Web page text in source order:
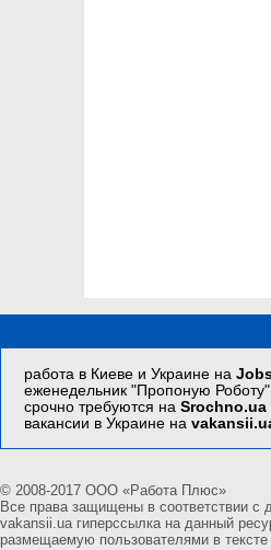
работа в Киеве и Украине на
еженедельник "Пропоную
срочно требуются наSrochno.ua
вакансии в Украине на
© 2008-2017 ООО «Работа Плюс»
Все права защищены в соответствии с
vakansii.ua гиперссылка на данный
размещаемую пользователями в